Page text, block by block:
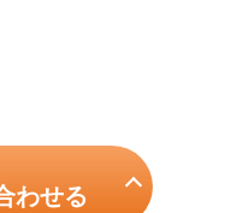
わせる